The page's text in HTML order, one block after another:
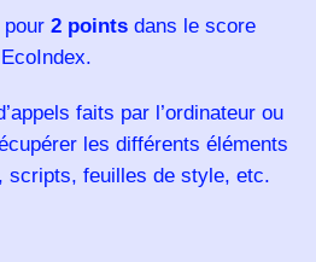
2 pointsdans le score
EcoIndex.
faits par l’ordinateur ou
les différents éléments
scripts, feuilles de style, etc.